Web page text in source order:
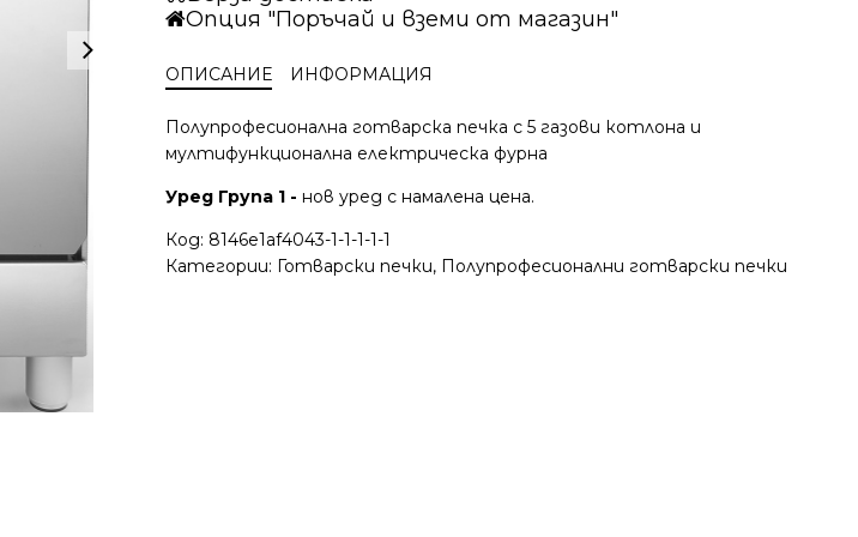
BO683ME/L
Опция "Поръчай и вземи от магазин"
ОПИСАНИЕ ИНФОРМАЦИЯ
Полупрофесионална готварска печка с 5 газови котлона и
мултифункционална електрическа фурна
Уред Група 1 - нов уред с намалена цена.
Код: 8146e1af4043-1-1-1-1-1
Категории: Готварски печки, Полупрофесионални готварски печки